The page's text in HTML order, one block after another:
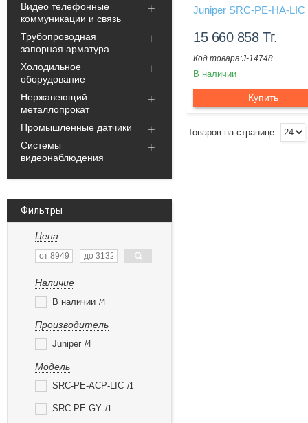
Видео телефонные
коммуникации и связь
Трубопроводная
запорная арматура
Холодильное
оборудование
Нержавеющий
металлопрокат
Промышленные датчики
Системы
видеонаблюдения
Фильтры
Цена
Наличие
В наличии 4
Производитель
Juniper 4
Модель
SRC-PE-ACP-LIC 1
SRC-PE-GY 1
Juniper SRC-PE-HA-LIC
15 660 858 Тг.
J-14748
В наличии
Купить